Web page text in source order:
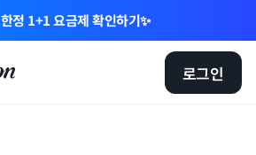
정 1+1 요금제 확인하기✨
로그인